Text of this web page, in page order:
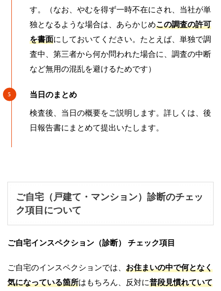
す。（なお、やむを得ず一時不在にされ、当社が単
独となるような場合は、あらかじめこの調査の許可
を書面にしておいてください。たとえば、単独で調
査中、第三者から何か問われた場合に、調査の中断
など無用の混乱を避けるためです）
当日のまとめ
検査後、当日の概要をご説明します。詳しくは、後
日報告書にまとめて提出いたします。
ご自宅（戸建て・マンション）診断のチェッ
ク項目について
ご自宅インスペクション（診断） チェック項目
ご自宅のインスペクションでは、 お住まいの中で何となく
気になっている箇所はもちろん、反対に普段見慣れていて